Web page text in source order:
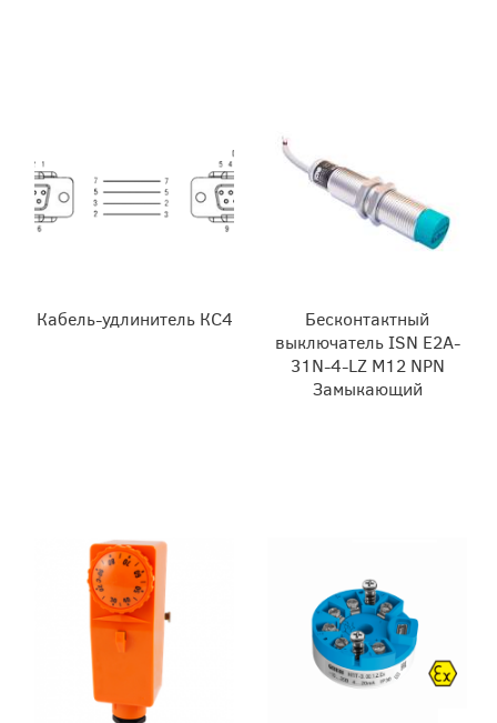
Кабель-удлинитель КС4
Бесконтактный
выключатель ISN E2A-
31N-4-LZ M12 NPN
Замыкающий